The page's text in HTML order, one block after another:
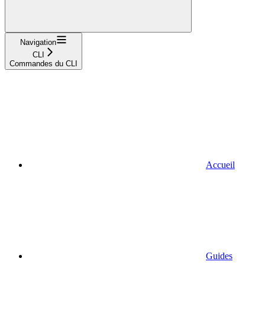
Navigation
CLI
Commandes du CLI
Accueil
Guides